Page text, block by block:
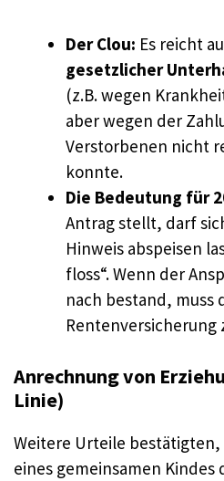
Der Clou: Es reicht
gesetzlicher
(z.B. wegen
aber wegen der
Verstorbenen nicht
konnte.
Die Bedeutung für
Antrag stellt, darf
Hinweis abspeisen
floss“. Wenn der
nach bestand, muss
Rentenversicherung
Anrechnung von
Linie)
Weitere Urteile bestätigten,
eines gemeinsamen Kindes